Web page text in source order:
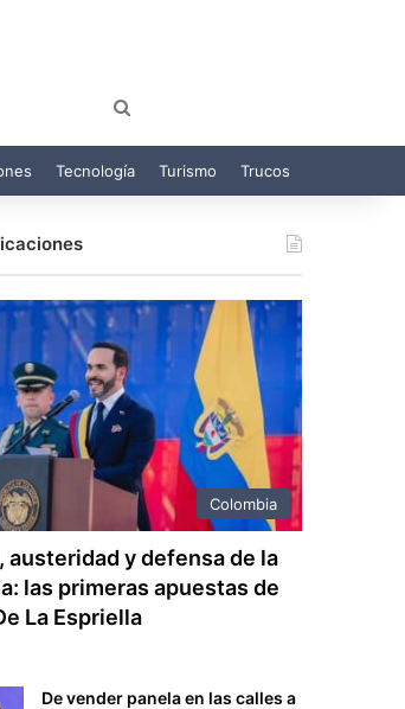
por
Tecnología Turismo Trucos
Colombia
austeridad y defensa de la
las primeras apuestas de
La Espriella
De vender panela en las calles a